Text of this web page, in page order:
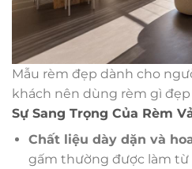
Mẫu rèm đẹp dành cho
khách nên dùng rèm gì đẹp
Sự Sang Trọng Của Rèm
Chất liệu dày dặn và
gấm thường được làm từ